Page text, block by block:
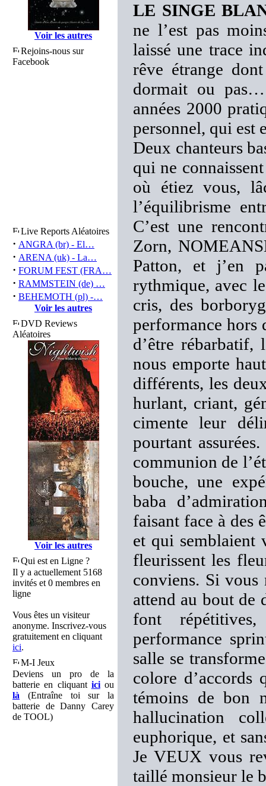
Voir les autres
Rejoins-nous sur
Facebook
Live Reports Aléatoires
· ANGRA (br) - El…
· ARENA (uk) - La…
· FORUM FEST (FRA…
· RAMMSTEIN (de) …
· BEHEMOTH (pl) -…
Voir les autres
DVD Reviews
Aléatoires
Voir les autres
Qui est en Ligne ?
Il y a actuellement 5168
invités et 0 membres en
ligne
Vous êtes un visiteur
anonyme. Inscrivez-vous
gratuitement en cliquant
ici.
M-I Jeux
Deviens un pro de la
batterie en cliquant iciou
là (Entraîne toi sur la
batterie de Danny Carey
de TOOL)
LE SINGE
ne l’est pas
laissé une trace
rêve étrange
dormait ou pas…
années 2000
personnel, qui est
Deux chanteurs
qui ne
où étiez vous,
l’équilibrisme
C’est une
Zorn,
Patton, et j’en
rythmique, avec
cris, des
performance
d’être rébarbatif,
nous emporte
différents, les
hurlant, criant,
cimente leur
pourtant
communion de
bouche, une
baba
faisant face à des
et qui semblaient
fleurissent les
conviens. Si vous
attend au bout de
font
performance
salle se
colore d’accords
témoins de bon
hallucination
euphorique, et
Je VEUX vous
taillé monsieur le